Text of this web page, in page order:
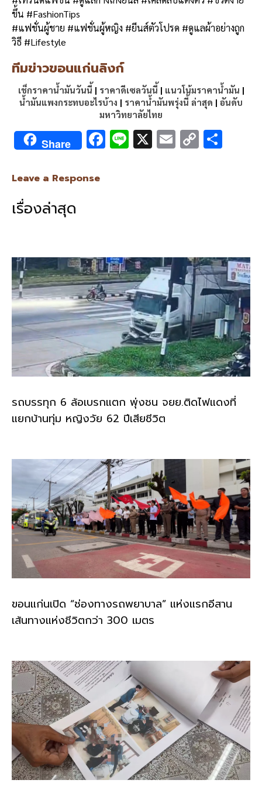
ขึ้น #FashionTips
#แฟชั่นผู้ชาย #แฟชั่นผู้หญิง #ยีนส์ตัวโปรด #ดูแลผ้าอย่างถูก
วิธี #Lifestyle
ทีมข่าวขอนแก่นลิงก์
เช็กราคาน้ำมันวันนี้ | ราคาดีเซลวันนี้ | แนวโน้มราคาน้ำมัน |
น้ำมันแพงกระทบอะไรบ้าง | ราคาน้ำมันพรุ่งนี้ ล่าสุด | อันดับ
มหาวิทยาลัยไทย
Share F
k
Li X E C
Leave a Response
เรื่องล่าสุด
รถบรรทุก 6 ล้อเบรกแตก พุ่งชน จยย.ติดไฟแดงที่
แยกบ้านทุ่ม หญิงวัย 62 ปีเสียชีวิต
ขอนแก่นเปิด “ช่องทางรถพยาบาล” แห่งแรกอีสาน
เส้นทางแห่งชีวิตกว่า 300 เมตร